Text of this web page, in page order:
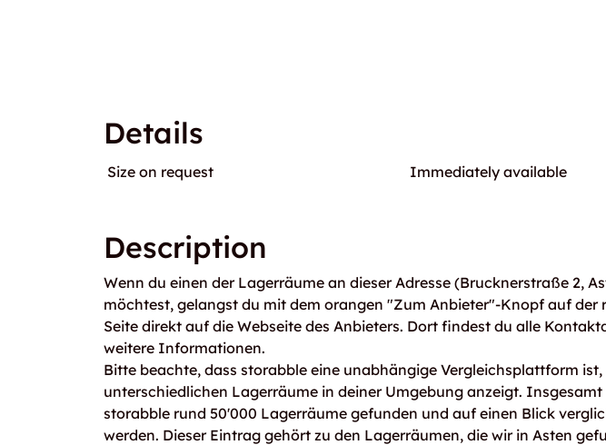
Details
Size on request Immediately available
Description
Wenn du einen der Lagerräume an dieser Adresse (Brucknerstraße 2,
möchtest, gelangst du mit dem orangen "Zum Anbieter"-Knopf auf der
Seite direkt auf die Webseite des Anbieters. Dort findest du alle
weitere Informationen.
Bitte beachte, dass storabble eine unabhängige Vergleichsplattform ist,
unterschiedlichen Lagerräume in deiner Umgebung anzeigt.
storabble rund 50'000 Lagerräume gefunden und auf einen Blick
werden. Dieser Eintrag gehört zu den Lagerräumen, die wir in Asten